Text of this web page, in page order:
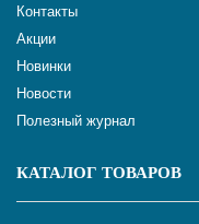
Контакты
Акции
Новинки
Новости
Полезный журнал
КАТАЛОГ ТОВАРОВ